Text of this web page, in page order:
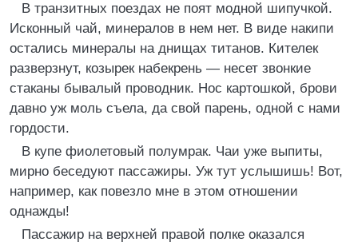
В транзитных поездах не поят модной шипучкой.
Исконный чай, минералов в нем нет. В виде накипи
остались минералы на днищах титанов. Кителек
разверзнут, козырек набекрень — несет звонкие
стаканы бывалый проводник. Нос картошкой, брови
давно уж моль съела, да свой парень, одной с нами
гордости.
В купе фиолетовый полумрак. Чаи уже выпиты,
мирно беседуют пассажиры. Уж тут услышишь! Вот,
например, как повезло мне в этом отношении
однажды!
Пассажир на верхней правой полке оказался